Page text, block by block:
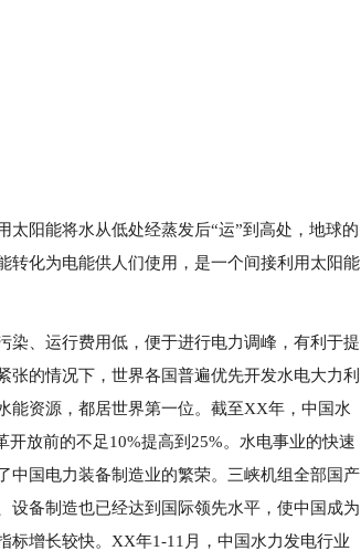
阳能将水从低处经蒸发后“运”到高处，地球的
转化为电能供人们使用，是一个间接利用太阳能
染、运行费用低，便于进行电力调峰，有利于提
的情况下，世界各国普遍优先开发水电大力利
能资源，都居世界第一位。截至XX年，中国水
放前的不足10%提高到25%。水电事业的快速
中国电力装备制造业的繁荣。三峡机组全部国产
设备制造也已经达到国际领先水平，使中国成为
标增长较快。XX年1-11月，中国水力发电行业